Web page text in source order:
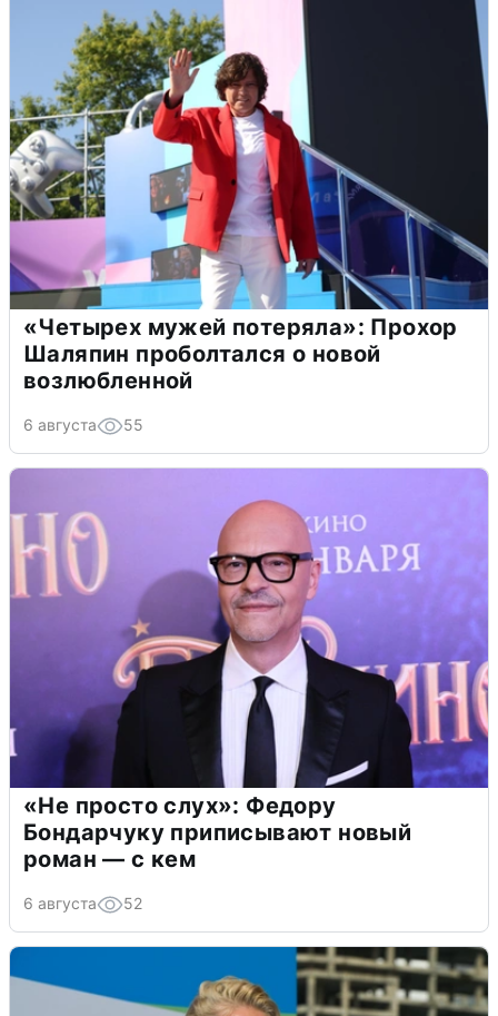
«Четырех мужей потеряла»: Прохор
Шаляпин проболтался о новой
возлюбленной
6 августа 55
«Не просто слух»: Федору
Бондарчуку приписывают новый
роман — с кем
6 августа 52